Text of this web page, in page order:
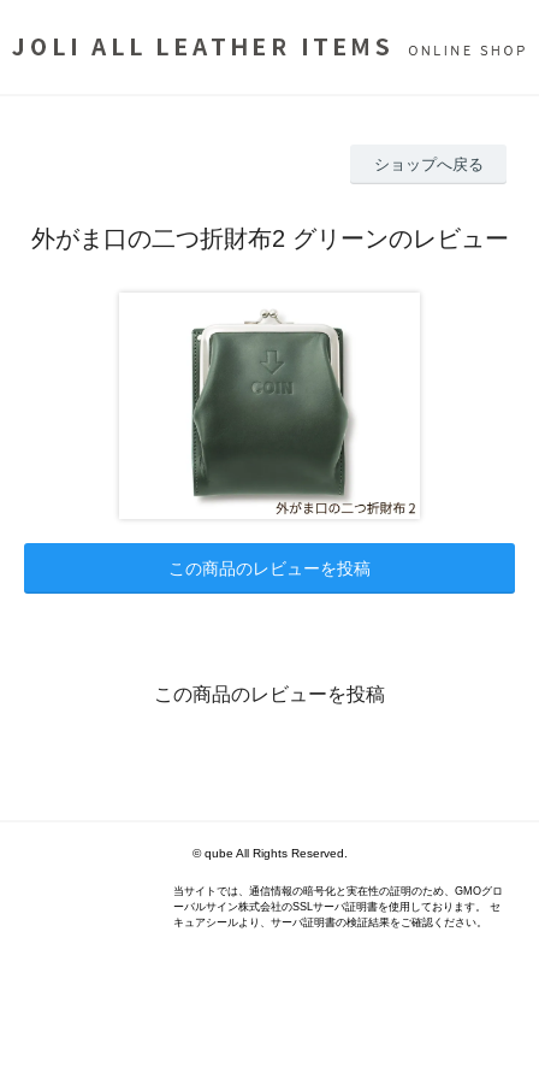
ショップへ戻る
外がま口の二つ折財布2 グリーンのレビュー
この商品のレビューを投稿
この商品のレビューを投稿
© qube All Rights Reserved.
当サイトでは、通信情報の暗号化と実在性の証明のため、GMOグロ
ーバルサイン株式会社のSSLサーバ証明書を使用しております。 セ
キュアシールより、サーバ証明書の検証結果をご確認ください。